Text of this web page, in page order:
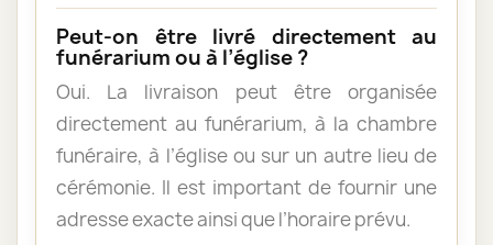
Peut-on être livré directement au
funérarium ou à l’église ?
Oui. La livraison peut être organisée
directement au funérarium, à la chambre
funéraire, à l’église ou sur un autre lieu de
cérémonie. Il est important de fournir une
adresse exacte ainsi que l’horaire prévu.